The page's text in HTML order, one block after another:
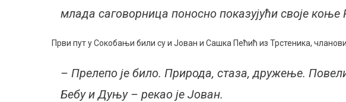
млада саговорница поносно показујући своје
Први пут у Сокобањи били су и Јован и Сашка Пећић из Трстеника,
– Прелепо је било. Природа, стаза, дружење.
Бебу и Дуњу – рекао је Јован.